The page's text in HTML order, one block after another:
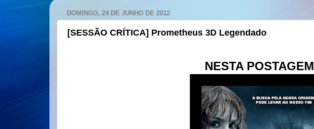
DOMINGO, 24 DE JUNHO DE 2012
[SESSÃO CRÍTICA] Prometheus 3D Legendado
NESTA POSTAGEM